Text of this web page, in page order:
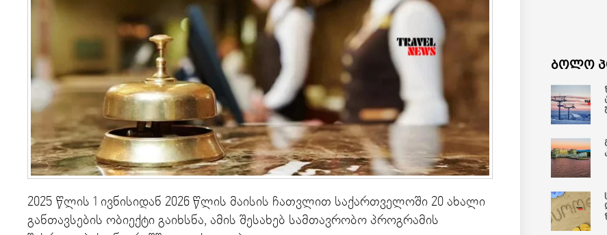
2025 წლის 1 ივნისიდან 2026 წლის მაისის ჩათვლით საქართველოში 20 ახალი
განთავსების ობიექტი გაიხსნა, ამის შესახებ სამთავრობო პროგრამის
ბოლო